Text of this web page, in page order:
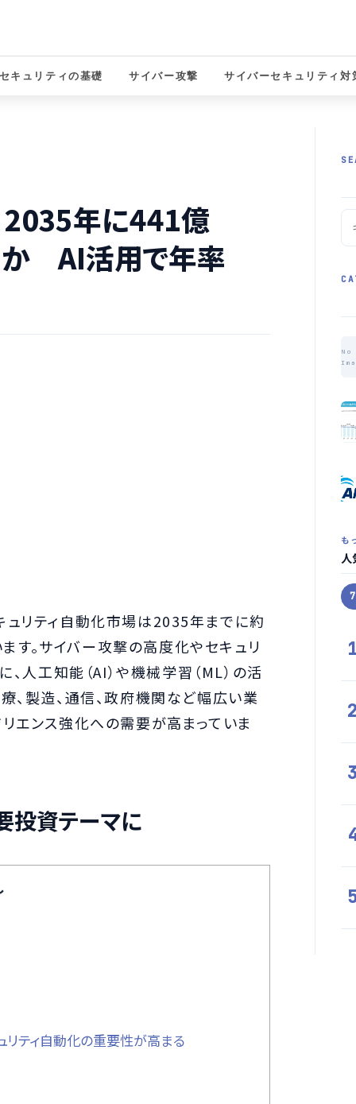
キュリティの基礎 サイバー攻撃 サイバーセキュリティ対
2035年に441億
AI活用で年率
リティ自動化市場は2035年までに約
。サイバー攻撃の高度化やセキュリ
人工知能（AI）や機械学習（ML）の活
、製造、通信、政府機関など幅広い業
エンス強化への需要が高まっていま
投資テーマに
ティ自動化の重要性が高まる
No
も